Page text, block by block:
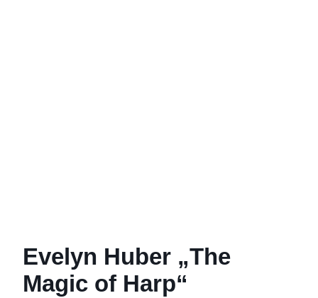
Evelyn Huber „The
Magic of Harp“